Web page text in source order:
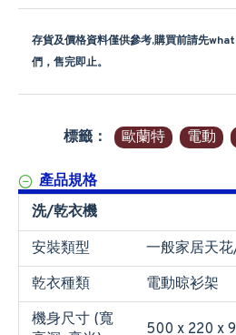
存貨及價格資料僅供參考,購買前請先
們，售完即止。
標籤： 歐蘭特 電動
產品規格
洗/乾衣機
安裝類型
一般家居天
乾衣種類
電動晾衫架
機身尺寸 (寬
500 x 220 x